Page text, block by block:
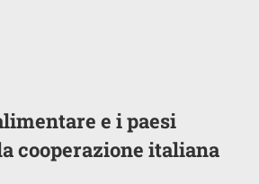
e i paesi
cooperazione italiana